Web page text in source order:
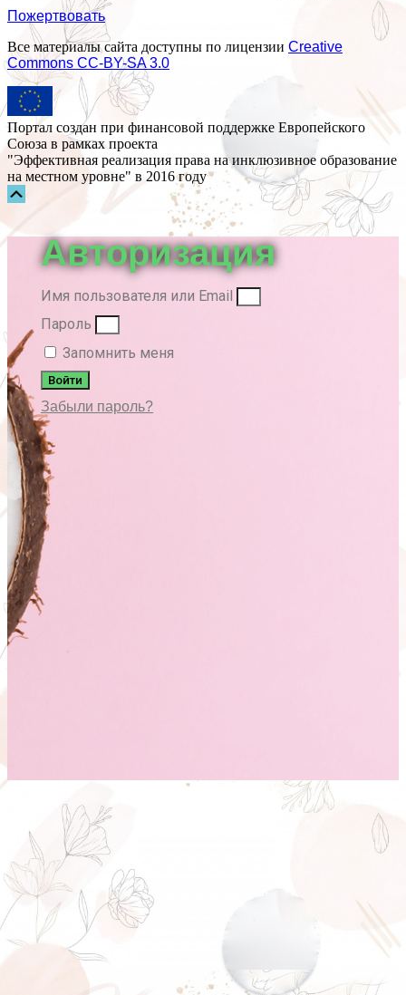
Пожертвовать
Все материалы сайта доступны по лицензии Creative
Commons СС-BY-SA 3.0
Портал создан при финансовой поддержке Европейского
Союза в рамках проекта
"Эффективная реализация права на инклюзивное образование
на местном уровне" в 2016 году
Авторизация
Имя пользователя или Email
Пароль
Запомнить меня
Войти
Забыли пароль?